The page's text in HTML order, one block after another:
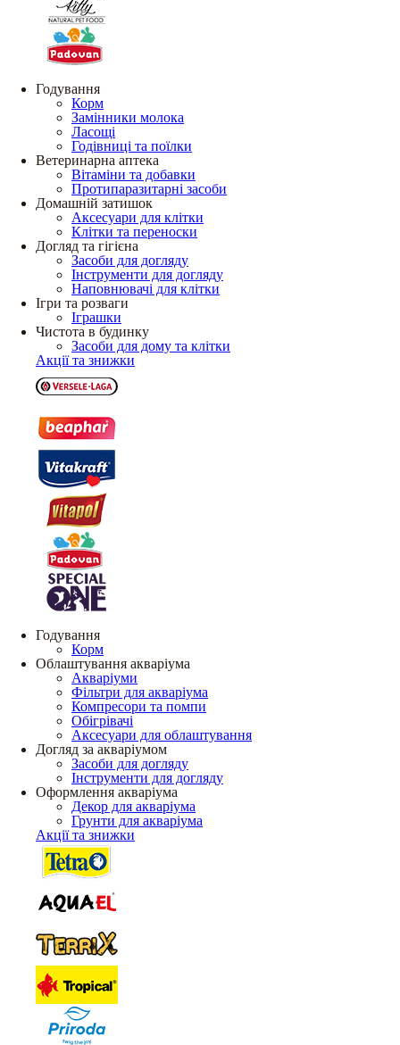
Годування
Корм
Замінники молока
Ласощі
Годівниці та поїлки
Ветеринарна аптека
Вітаміни та добавки
Протипаразитарні засоби
Домашній затишок
Аксесуари для клітки
Клітки та переноски
Догляд та гігієна
Засоби для догляду
Інструменти для догляду
Наповнювачі для клітки
Ігри та розваги
Іграшки
Чистота в будинку
Засоби для дому та клітки
Акції та знижки
Годування
Корм
Облаштування акваріума
Акваріуми
Фільтри для акваріума
Компресори та помпи
Обігрівачі
Аксесуари для облаштування
Догляд за акваріумом
Засоби для догляду
Інструменти для догляду
Оформлення акваріума
Декор для акваріума
Грунти для акваріума
Акції та знижки